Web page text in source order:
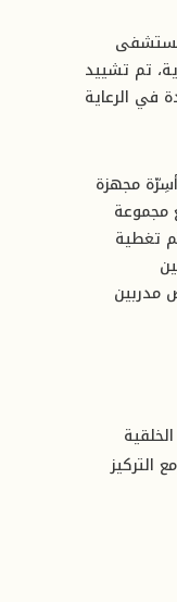
تم تشييد
في الرعاية
مجهزة
مجموعة
تغطية
مدربين
التركيز